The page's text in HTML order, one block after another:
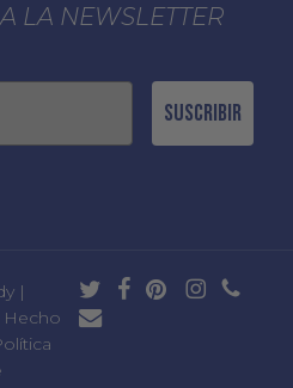
LA NEWSLETTER
Suscribir
|
Hecho
twitterfacebook
pinterestinstagram
phone
email